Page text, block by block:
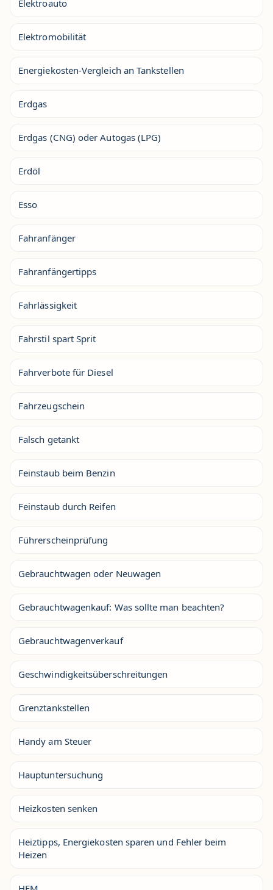
Elektroauto
Elektromobilität
Energiekosten-Vergleich an Tankstellen
Erdgas
Erdgas (CNG) oder Autogas (LPG)
Erdöl
Esso
Fahranfänger
Fahranfängertipps
Fahrlässigkeit
Fahrstil spart Sprit
Fahrverbote für Diesel
Fahrzeugschein
Falsch getankt
Feinstaub beim Benzin
Feinstaub durch Reifen
Führerscheinprüfung
Gebrauchtwagen oder Neuwagen
Gebrauchtwagenkauf: Was sollte man beachten?
Gebrauchtwagenverkauf
Geschwindigkeitsüberschreitungen
Grenztankstellen
Handy am Steuer
Hauptuntersuchung
Heizkosten senken
Heiztipps, Energiekosten sparen und Fehler beim
Heizen